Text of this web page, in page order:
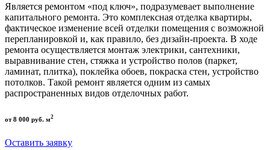
Является ремонтом «под ключ», подразумевает выполнение
капитального ремонта. Это комплексная отделка квартиры,
фактическое изменение всей отделки помещения с возможной
перепланировкой и, как правило, без дизайн-проекта. В ходе
ремонта осуществляется монтаж электрики, сантехники,
выравнивание стен, стяжка и устройство полов (паркет,
ламинат, плитка), поклейка обоев, покраска стен, устройство
потолков. Такой ремонт является одним из самых
распространенных видов отделочных работ.
от 8 000 руб. м2
Оставить заявку